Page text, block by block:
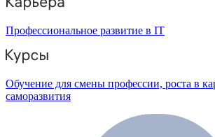
Профессиональное развитие в IT
Обучение для смены профессии, роста в
саморазвития